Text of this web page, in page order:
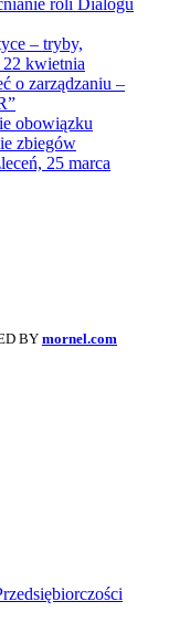
– tryby,
kwietnia
o zarządzaniu –
obowiązku
zbiegów
25 marca
BY mornel.com